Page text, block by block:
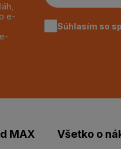
e-
Súhlasím so
MAX
Všetko o